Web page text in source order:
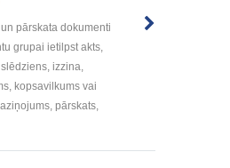
pārskata dokumenti
grupai ietilpst akts,
izzina,
kopsavilkums vai
pārskats,